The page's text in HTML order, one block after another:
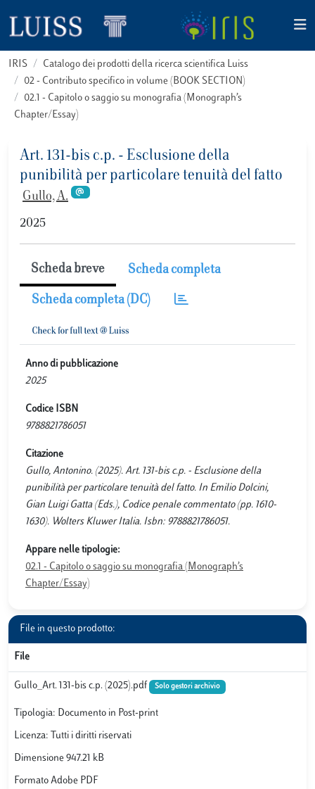
IRIS
Catalogo dei prodotti della ricerca scientifica Luiss
02 - Contributo specifico in volume (BOOK SECTION)
02.1 - Capitolo o saggio su monografia (Monograph’s
Chapter/Essay)
Art. 131-bis c.p. - Esclusione della
punibilità per particolare tenuità del fatto
Gullo, A.
2025
Scheda breve Scheda completa
Scheda completa (DC)
Anno di pubblicazione
2025
Codice ISBN
9788821786051
Citazione
Gullo, Antonino. (2025). Art. 131-bis c.p. - Esclusione della
punibilità per particolare tenuità del fatto. In Emilio Dolcini,
Gian Luigi Gatta (Eds.), Codice penale commentato (pp. 1610-
1630). Wolters Kluwer Italia. Isbn: 9788821786051.
Appare nelle tipologie:
02.1 - Capitolo o saggio su monografia (Monograph’s
Chapter/Essay)
File in questo prodotto:
File
Gullo_Art. 131-bis c.p. (2025).pdf Solo gestori archivio
Tipologia: Documento in Post-print
Licenza: Tutti i diritti riservati
Dimensione 947.21 kB
Formato Adobe PDF